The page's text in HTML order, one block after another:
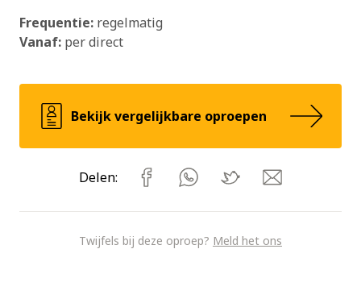
Frequentie: regelmatig
Vanaf: per direct
Bekijk vergelijkbare oproepen
Delen:
Twijfels bij deze oproep? Meld het ons